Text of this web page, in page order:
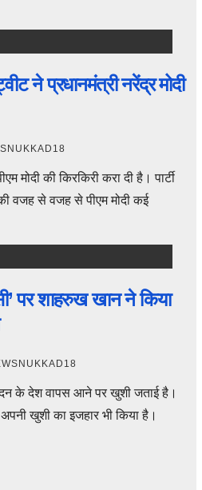
ने प्रधानमंत्री नरेंद्र मोदी
मोदी की किरकिरी करा दी है। पार्टी
वजह से वजह से पीएम मोदी कई
पर शाहरुख खान ने किया
के देश वापस आने पर खुशी जताई है।
खुशी का इजहार भी किया है।